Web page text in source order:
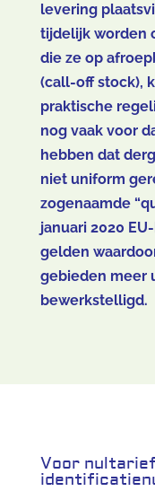
levering
tijdelijk worden
die ze op
(call-off stock),
praktische
nog vaak voor
hebben dat
niet uniform
zogenaamde
januari 2020
gelden
gebieden meer
bewerkstelligd.
Voor